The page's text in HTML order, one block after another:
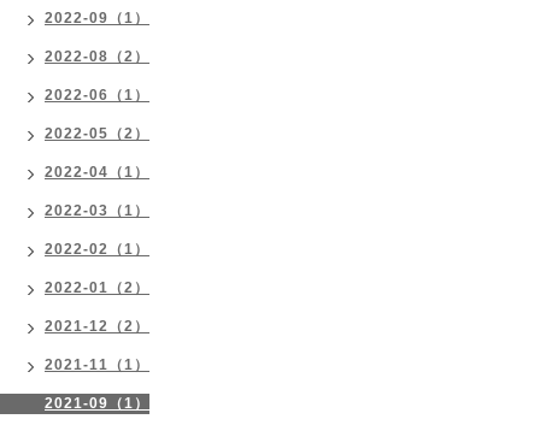
2022-09（1）
2022-08（2）
2022-06（1）
2022-05（2）
2022-04（1）
2022-03（1）
2022-02（1）
2022-01（2）
2021-12（2）
2021-11（1）
2021-09（1）